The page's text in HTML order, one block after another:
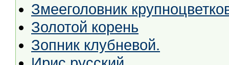
Змееголовник
Золотой корень
Зопник клубневой.